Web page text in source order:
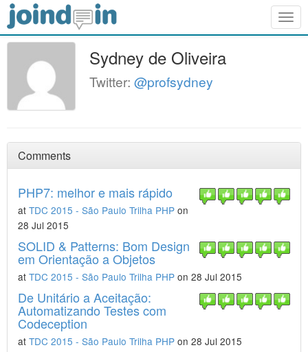
Sydney de Oliveira
Twitter: @profsydney
Comments
PHP7: melhor e mais rápido
at TDC 2015 - São Paulo Trilha PHP on
28 Jul 2015
SOLID & Patterns: Bom Design
em Orientação a Objetos
at TDC 2015 - São Paulo Trilha PHP on 28 Jul 2015
De Unitário a Aceitação:
Automatizando Testes com
Codeception
at TDC 2015 - São Paulo Trilha PHP on 28 Jul 2015